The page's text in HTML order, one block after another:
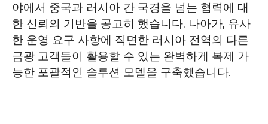
야에서 중국과 러시아 간 국경을 넘는 협력에 대
한 신뢰의 기반을 공고히 했습니다. 나아가, 유사
한 운영 요구 사항에 직면한 러시아 전역의 다른
금광 고객들이 활용할 수 있는 완벽하게 복제 가
능한 포괄적인 솔루션 모델을 구축했습니다.